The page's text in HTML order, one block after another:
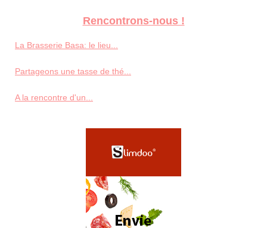
Rencontrons-nous !
La Brasserie Basa: le lieu...
Partageons une tasse de thé...
A la rencontre d'un...